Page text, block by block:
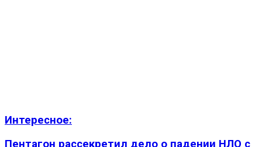
Интересное:
Пентагон рассекретил дело о падении НЛО с